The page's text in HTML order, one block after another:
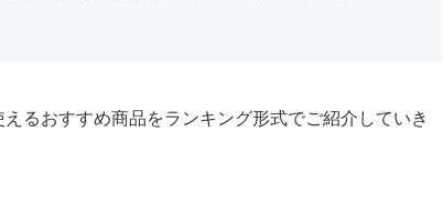
るおすすめ商品をランキング形式でご紹介していき